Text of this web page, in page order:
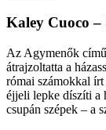
Kaley Cuoco –
Az Agymenők című
átrajzoltatta a
római számokkal
éjjeli lepke díszíti a
csupán szépek – a